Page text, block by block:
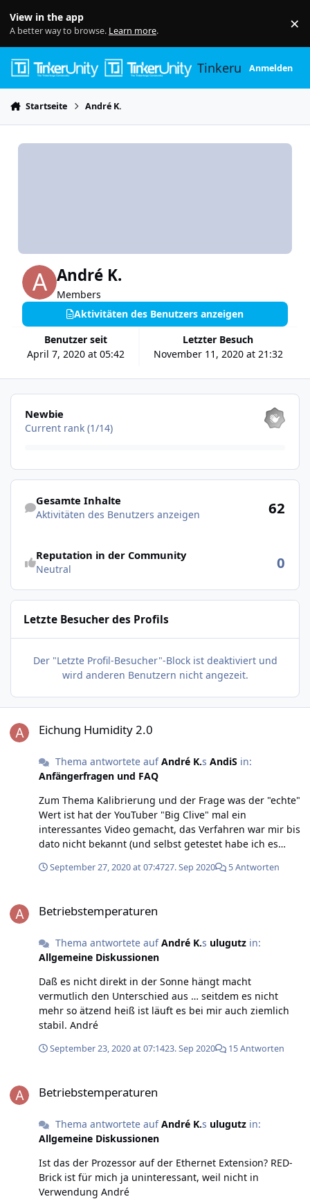
View in the app
A better way to browse. Learn more. ×
TinkerunityAnmelden
Startseite André K.
André K.
Members
Benutzer seit
April 7, 2020 at 05:42
Letzter Besuch
November 11, 2020 at 21:32
Aktivitäten des Benutzers anzeigen
Alle anzeigen
Newbie
Current rank (1/14)
Aktivitäten des Benutzers anzeigen
Gesamte Inhalte
Aktivitäten des Benutzers anzeigen 62
Reputation in der Community
Neutral 0
Letzte Besucher des Profils
Der "Letzte Profil-Besucher"-Block ist deaktiviert und
wird anderen Benutzern nicht angezeit.
Eichung Humidity 2.0
Thema antwortete aufAndré K.s AndiS in:
Anfängerfragen und FAQ
Zum Thema Kalibrierung und der Frage was der "echte"
Wert ist hat der YouTuber "Big Clive" mal ein
interessantes Video gemacht, das Verfahren war mir bis
dato nicht bekannt (und selbst getestet habe ich es
September 27, 2020 at 07:4727. Sep 2020 5 Antworten
Betriebstemperaturen
Thema antwortete aufAndré K.s ulugutzin:
Allgemeine Diskussionen
Daß es nicht direkt in der Sonne hängt macht
vermutlich den Unterschied aus … seitdem es nicht
mehr so ätzend heiß ist läuft es bei mir auch ziemlich
stabil. André
September 23, 2020 at 07:1423. Sep 2020 15 Antworten
Betriebstemperaturen
Thema antwortete aufAndré K.s ulugutzin:
Allgemeine Diskussionen
Ist das der Prozessor auf der Ethernet Extension? RED-
Brick ist für mich ja uninteressant, weil nicht in
Verwendung André